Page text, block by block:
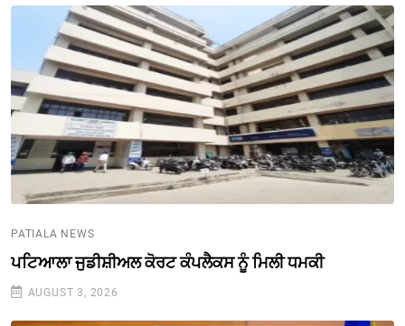
PATIALA NEWS
ਪਟਿਆਲਾ ਜੁਡੀਸ਼ੀਅਲ ਕੋਰਟ ਕੰਪਲੈਕਸ ਨੂੰ ਮਿਲੀ ਧਮਕੀ
AUGUST 3, 2026